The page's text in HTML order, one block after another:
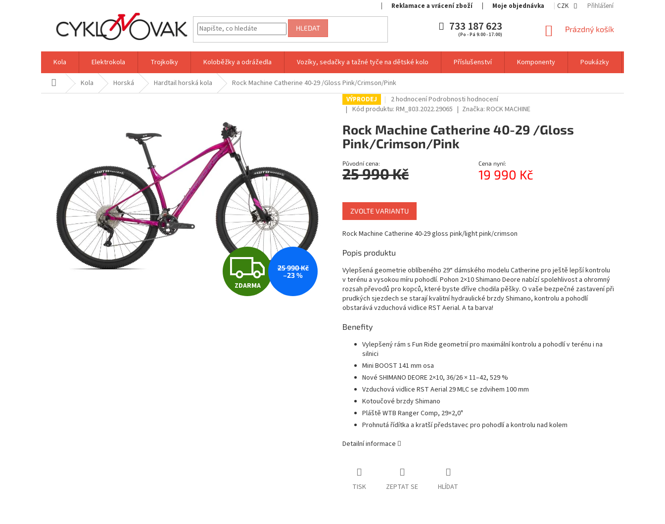
Reklamace a vrácení zboží Moje objednávka CZK Přihlášení
HLEDAT 733 187 623
(Po - Pá 9:00 - 17:00)
NÁKUPNÍ
Prázdný košík
Kola Elektrokola Trojkolky Koloběžky a odrážedla Vozíky, sedačky a tažné tyče na dětské kolo Příslušenství Komponenty Poukázky
Domů Kola Horská Hardtail horská kola Rock Machine Catherine 40-29 /Gloss Pink/Crimson/Pink
Z
D
ZDARMA
25 990 Kč
–23 %
VÝPRODEJ
Průměrné
hodnocení
je
5,0
z
2 hodnoceníPodrobnosti hodnocení
Kód produktu: RM_803.2022.29065 Značka:ROCK MACHINE
Rock Machine Catherine 40-29 /Gloss
Pink/Crimson/Pink
Původní cena:
25 990 Kč
Cena nyní:
19 990 Kč
cena:
ZVOLTE VARIANTU
Rock Machine Catherine 40-29 gloss pink/light pink/crimson
Popis produktu
Vylepšená geometrie oblíbeného 29“ dámského modelu Catherine pro ještě lepší kontrolu
v terénu a vysokou míru pohodlí. Pohon 2×10 Shimano Deore nabízí spolehlivost a ohromný
rozsah převodů pro kopců, které byste dříve chodila pěšky. O vaše bezpečné zastavení při
prudkých sjezdech se starají kvalitní hydraulické brzdy Shimano, kontrolu a pohodlí
obstarává vzduchová vidlice RST Aerial. A ta barva!
Benefity
Vylepšený rám s Fun Ride geometrií pro maximální kontrolu a pohodlí v terénu i na
silnici
Mini BOOST 141 mm osa
Nové SHIMANO DEORE 2×10, 36/26 × 11–42, 529 %
Vzduchová vidlice RST Aerial 29 MLC se zdvihem 100 mm
Kotoučové brzdy Shimano
Pláště WTB Ranger Comp, 29×2,0"
Prohnutá řídítka a kratší představec pro pohodlí a kontrolu nad kolem
Detailní informace
TISK ZEPTAT SE HLÍDAT